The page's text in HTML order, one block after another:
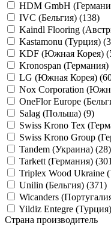
HDM GmbH
IVC (Бельгия) (138)
Kaindl Flooring
Kastamonu (Турция) (
KDF (Южная Корея) (
Kronospan (Германия)
LG (Южная Корея) (
Nox Corporation
OneFlor Europe
Salag (Польша) (9)
Swiss Krono Tex
Swiss Krono Group
Tandem (Украина) (28)
Tarkett (Германия) (301
Triplex Wood Ukraine
Unilin (Бельгия) (371)
Wicanders
Yildiz Entegre
Страна производитель